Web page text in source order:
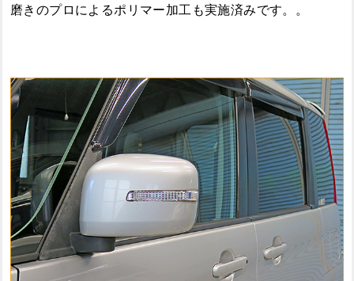
磨きのプロによるポリマー加工も実施済みです。。